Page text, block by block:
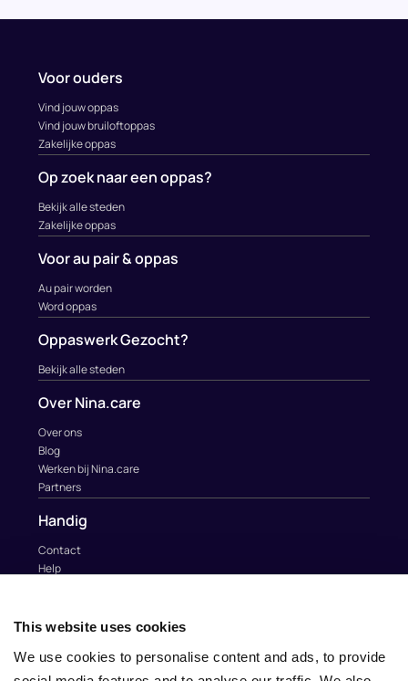
This website uses cookies
We use cookies to personalise content and ads, to provide
Voor ouders
Vind jouw oppas
Vind jouw bruiloftoppas
Zakelijke oppas
Op zoek naar een oppas?
Bekijk alle steden
Zakelijke oppas
Voor au pair & oppas
Au pair worden
Word oppas
Oppaswerk Gezocht?
Bekijk alle steden
Over Nina.care
Over ons
Blog
Werken bij Nina.care
Partners
Handig
Contact
Help
info@nina.care